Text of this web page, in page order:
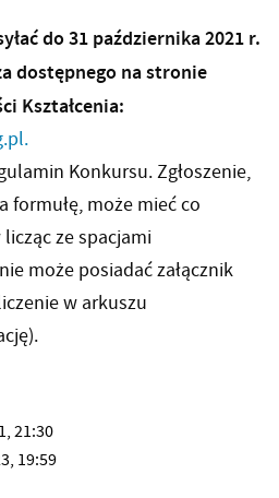
do 31 października 2021 r.
dostępnego na stronie
Kształcenia:
Konkursu. Zgłoszenie,
formułę, może mieć co
ze spacjami
może posiadać załącznik
w arkuszu
21:30
19:59